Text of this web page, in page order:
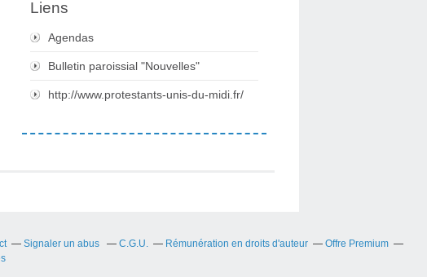
Liens
Agendas
Bulletin paroissial "Nouvelles"
http://www.protestants-unis-du-midi.fr/
Signaler un abus C.G.U. Rémunération en droits d'auteur
Offre Premium